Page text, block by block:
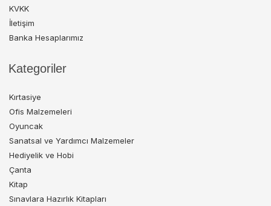
KVKK
İletişim
Banka Hesaplarımız
Kategoriler
Kırtasiye
Ofis Malzemeleri
Oyuncak
Sanatsal ve Yardımcı Malzemeler
Hediyelik ve Hobi
Çanta
Kitap
Sınavlara Hazırlık Kitapları